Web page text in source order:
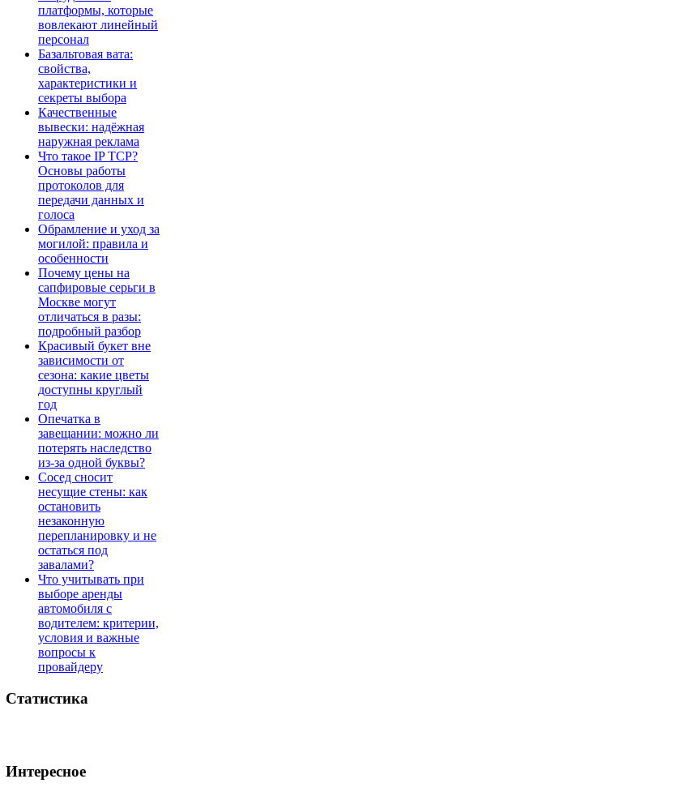
платформы, которые
вовлекают линейный
персонал
Базальтовая вата:
свойства,
характеристики и
секреты выбора
Качественные
вывески: надёжная
наружная реклама
Что такое IP TCP?
Основы работы
протоколов для
передачи данных и
голоса
Обрамление и уход за
могилой: правила и
особенности
Почему цены на
сапфировые серьги в
Москве могут
отличаться в разы:
подробный разбор
Красивый букет вне
зависимости от
сезона: какие цветы
доступны круглый
год
Опечатка в
завещании: можно ли
потерять наследство
из-за одной буквы?
Сосед сносит
несущие стены: как
остановить
незаконную
перепланировку и не
остаться под
завалами?
Что учитывать при
выборе аренды
автомобиля с
водителем: критерии,
условия и важные
вопросы к
провайдеру
Статистика
Интересное